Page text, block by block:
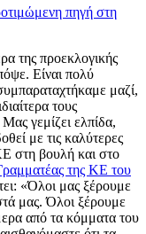
πηγή στη
της προεκλογικής
Είναι πολύ
μαζί,
τους
γεμίζει ελπίδα,
με τις καλύτερες
στη βουλή και στο
της ΚΕ του
«Όλοι μας ξέρουμε
μας. Όλοι ξέρουμε
από τα κόμματα του